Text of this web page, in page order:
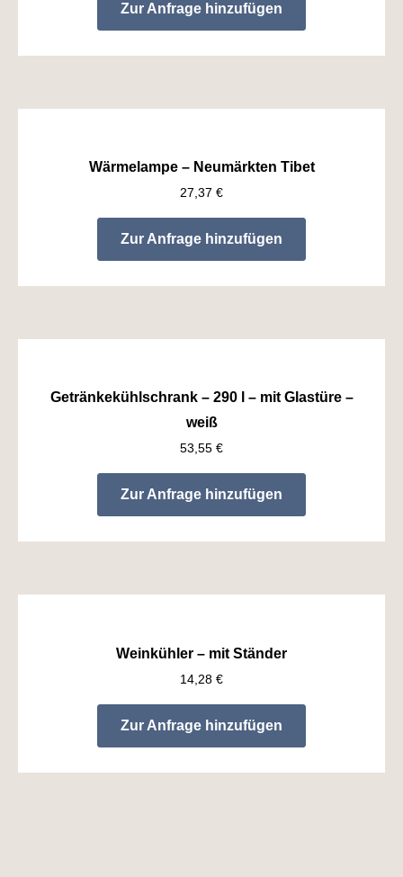
Zur Anfrage hinzufügen
Wärmelampe – Neumärkten Tibet
27,37 €
Zur Anfrage hinzufügen
Getränkekühlschrank – 290 l – mit Glastüre –
weiß
53,55 €
Zur Anfrage hinzufügen
Weinkühler – mit Ständer
14,28 €
Zur Anfrage hinzufügen